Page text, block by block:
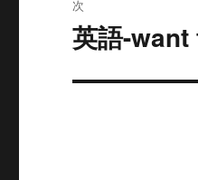
ゲ
稿:
次
次
の
投
英語-